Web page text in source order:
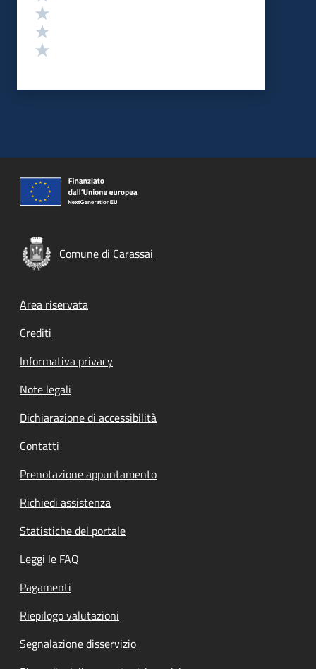
Comune di Carassai
Footer menu
Area riservata
Crediti
Informativa privacy
Note legali
Dichiarazione di accessibilità
Contatti
Prenotazione appuntamento
Richiedi assistenza
Statistiche del portale
Leggi le FAQ
Pagamenti
Riepilogo valutazioni
Segnalazione disservizio